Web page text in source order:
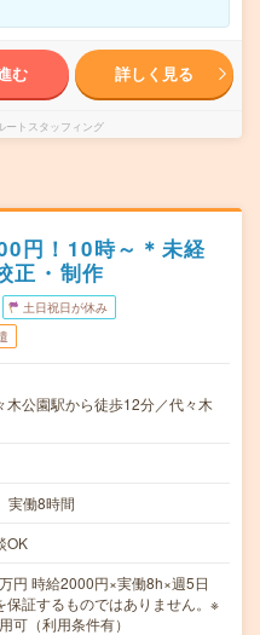
む 詳しく見る
ートスタッフィング
円！10時～＊未経
正・制作
土日祝日が休み
公園駅から徒歩12分／代々木
実働8時間
OK
時給2000円×実働8h×週5日
証するものではありません。※
可（利用条件有）